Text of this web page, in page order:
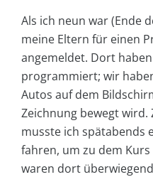
Als ich neun war (Ende
meine Eltern für einen
angemeldet. Dort
programmiert; wir
Autos auf dem
Zeichnung bewegt wird.
musste ich spätabends
fahren, um zu dem
waren dort überwiegend